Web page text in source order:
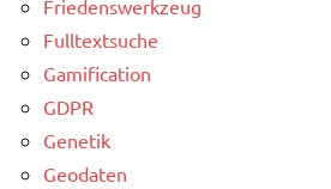
Friedenswerkzeug
Fulltextsuche
Gamification
GDPR
Genetik
Geodaten